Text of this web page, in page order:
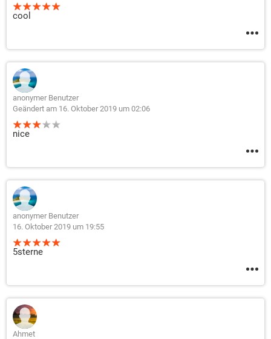
cool
anonymer Benutzer
Geändert am 16. Oktober 2019 um 02:06
nice
anonymer Benutzer
16. Oktober 2019 um 19:55
5sterne
Ahmet